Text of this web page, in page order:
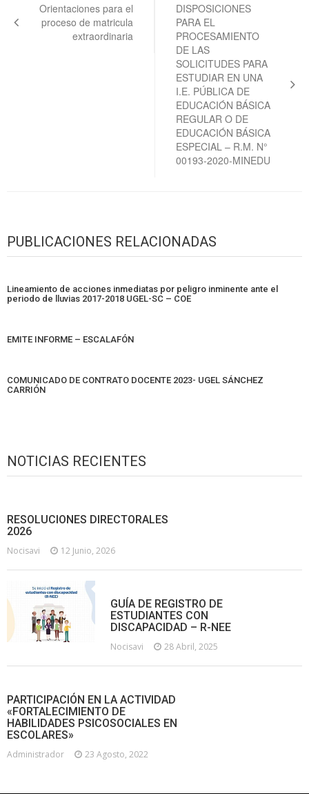
entradas
Orientaciones para el
proceso de matricula
extraordinaria
DISPOSICIONES
PARA EL
PROCESAMIENTO
DE LAS
SOLICITUDES PARA
ESTUDIAR EN UNA
I.E. PÚBLICA DE
EDUCACIÓN BÁSICA
REGULAR O DE
EDUCACIÓN BÁSICA
ESPECIAL – R.M. N°
00193-2020-MINEDU
PUBLICACIONES RELACIONADAS
Lineamiento de acciones inmediatas por peligro inminente ante el
periodo de lluvias 2017-2018 UGEL-SC – COE
EMITE INFORME – ESCALAFÓN
COMUNICADO DE CONTRATO DOCENTE 2023- UGEL SÁNCHEZ
CARRIÓN
NOTICIAS RECIENTES
RESOLUCIONES DIRECTORALES
2026
Nocisavi 12 Junio, 2026
GUÍA DE REGISTRO DE
ESTUDIANTES CON
DISCAPACIDAD – R-NEE
Nocisavi 28 Abril, 2025
PARTICIPACIÓN EN LA ACTIVIDAD
«FORTALECIMIENTO DE
HABILIDADES PSICOSOCIALES EN
ESCOLARES»
Administrador 23 Agosto, 2022